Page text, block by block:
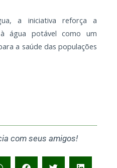
a iniciativa reforça a
água potável como um
a saúde das populações
com seus amigos!